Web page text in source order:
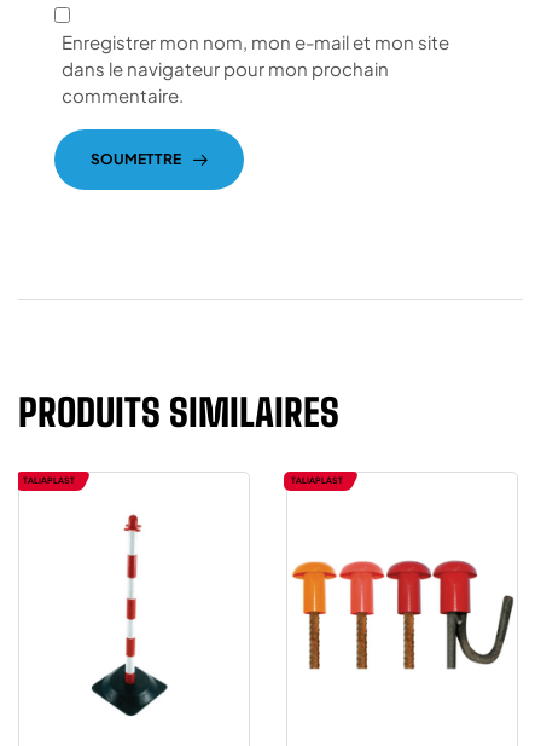
Enregistrer mon nom, mon e-mail et mon site
dans le navigateur pour mon prochain
commentaire.
SOUMETTRE
PRODUITS SIMILAIRES
TALIAPLAST TALIAPLAST